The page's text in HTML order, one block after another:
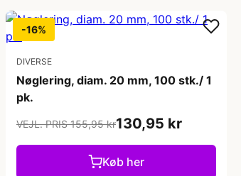
-16%
DIVERSE
Nøglering, diam. 20 mm, 100 stk./ 1
pk.
VEJL. PRIS 155,95 kr130,95 kr
Køb her